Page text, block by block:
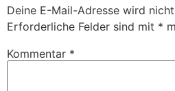
Deine E-Mail-Adresse wird
Erforderliche Felder sind mit *
Kommentar *